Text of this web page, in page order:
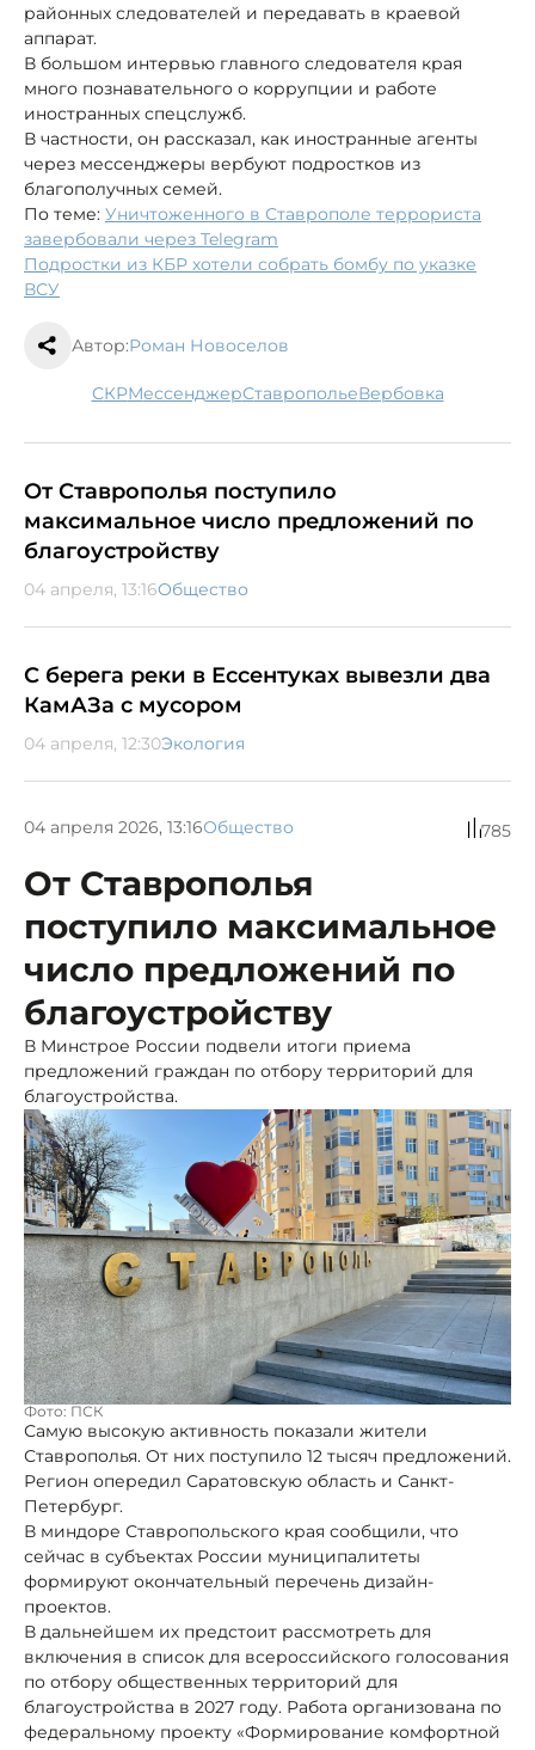
районных следователей и передавать в краевой
аппарат.
В большом интервью главного следователя края
много познавательного о коррупции и работе
иностранных спецслужб.
В частности, он рассказал, как иностранные агенты
через мессенджеры вербуют подростков из
благополучных семей.
По теме: Уничтоженного в Ставрополе террориста
завербовали через Telegram
Подростки из КБР хотели собрать бомбу по указке
ВСУ
Автор:Роман Новоселов
СКР мессенджер Ставрополье вербовка
От Ставрополья поступило
максимальное число предложений по
благоустройству
04 апреля, 13:16Общество
С берега реки в Ессентуках вывезли два
КамАЗа с мусором
04 апреля, 12:30Экология
04 апреля 2026, 13:16Общество 785
От Ставрополья
поступило максимальное
число предложений по
благоустройству
В Минстрое России подвели итоги приема
предложений граждан по отбору территорий для
благоустройства.
Фото: ПСК
Самую высокую активность показали жители
Ставрополья. От них поступило 12 тысяч предложений.
Регион опередил Саратовскую область и Санкт-
Петербург.
В миндоре Ставропольского края сообщили, что
сейчас в субъектах России муниципалитеты
формируют окончательный перечень дизайн-
проектов.
В дальнейшем их предстоит рассмотреть для
включения в список для всероссийского голосования
по отбору общественных территорий для
благоустройства в 2027 году. Работа организована по
федеральному проекту «Формирование комфортной